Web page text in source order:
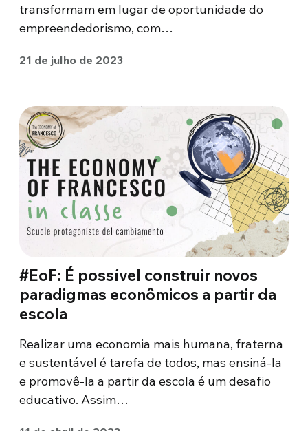
transformam em lugar de oportunidade do
empreendedorismo, com…
21 de julho de 2023
#EoF: É possível construir novos
paradigmas econômicos a partir da
escola
Realizar uma economia mais humana, fraterna
e sustentável é tarefa de todos, mas ensiná-la
e promovê-la a partir da escola é um desafio
educativo. Assim…